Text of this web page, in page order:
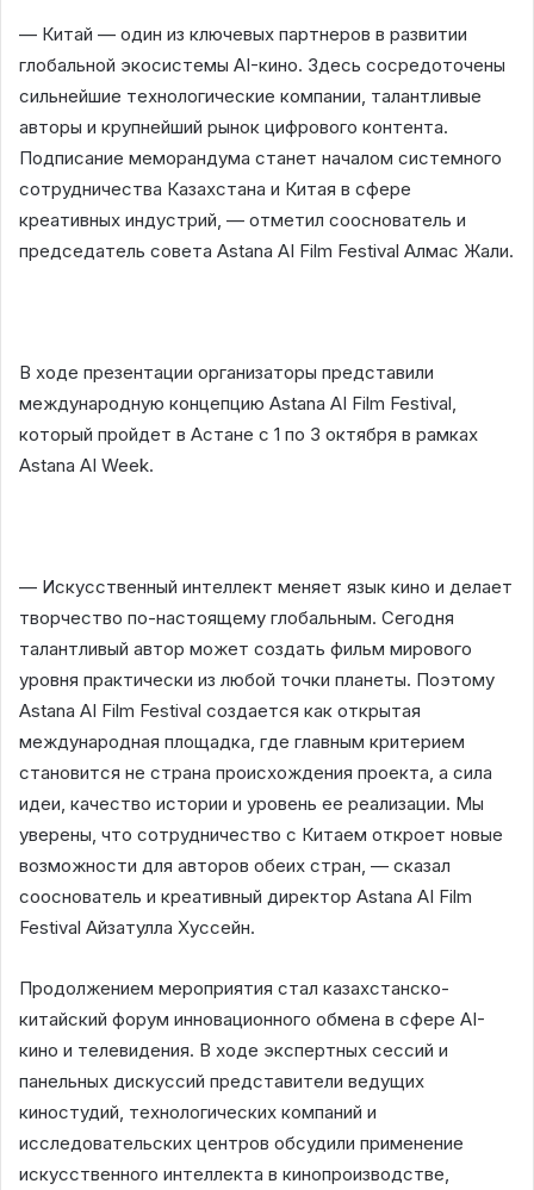
— Китай — один из ключевых партнеров в развитии
глобальной экосистемы AI-кино. Здесь сосредоточены
сильнейшие технологические компании, талантливые
авторы и крупнейший рынок цифрового контента.
Подписание меморандума станет началом системного
сотрудничества Казахстана и Китая в сфере
креативных индустрий, — отметил сооснователь и
председатель совета Astana AI Film Festival Алмас Жали.
В ходе презентации организаторы представили
международную концепцию Astana AI Film Festival,
который пройдет в Астане с 1 по 3 октября в рамках
Astana AI Week.
— Искусственный интеллект меняет язык кино и делает
творчество по-настоящему глобальным. Сегодня
талантливый автор может создать фильм мирового
уровня практически из любой точки планеты. Поэтому
Astana AI Film Festival создается как открытая
международная площадка, где главным критерием
становится не страна происхождения проекта, а сила
идеи, качество истории и уровень ее реализации. Мы
уверены, что сотрудничество с Китаем откроет новые
возможности для авторов обеих стран, — сказал
сооснователь и креативный директор Astana AI Film
Festival Айзатулла Хуссейн.
Продолжением мероприятия стал казахстанско-
китайский форум инновационного обмена в сфере AI-
кино и телевидения. В ходе экспертных сессий и
панельных дискуссий представители ведущих
киностудий, технологических компаний и
исследовательских центров обсудили применение
искусственного интеллекта в кинопроизводстве,